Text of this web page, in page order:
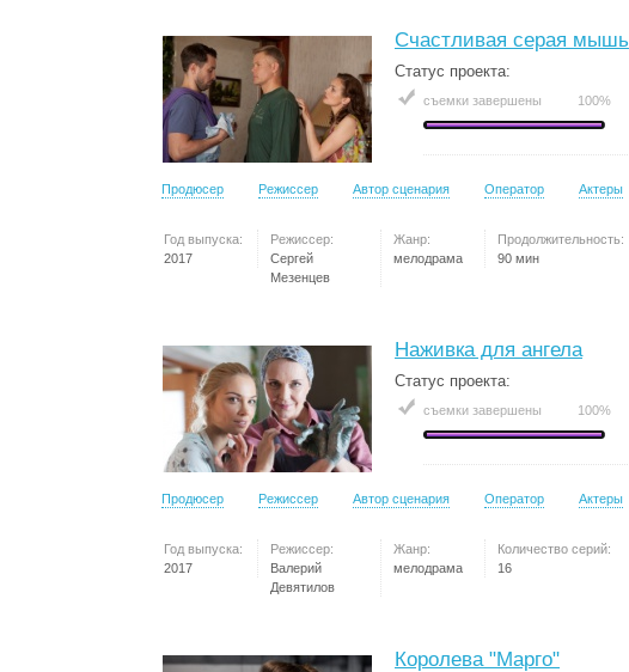
Счастливая серая мышь
Статус проекта:
съемки завершены 100%
Продюсер Режиссер Автор сценария Оператор Актеры
Год выпуска:
2017
Режиссер:
Сергей
Мезенцев
Жанр:
мелодрама
Продолжительность:
90 мин
Наживка для ангела
Статус проекта:
съемки завершены 100%
Продюсер Режиссер Автор сценария Оператор Актеры
Год выпуска:
2017
Режиссер:
Валерий
Девятилов
Жанр:
мелодрама
Количество серий:
16
Королева "Марго"